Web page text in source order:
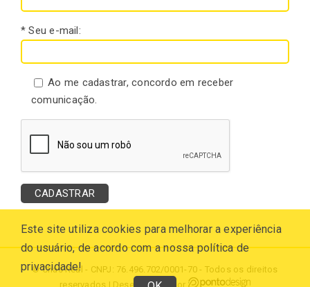
* Seu e-mail:
Ao me cadastrar, concordo em receber
comunicação.
© Chás Real - CNPJ: 76.496.702/0001-70 - Todos os direitos
reservados | Desenvolvido por
Este site utiliza cookies para melhorar a experiência
do usuário, de acordo com a nossa política de
privacidade!